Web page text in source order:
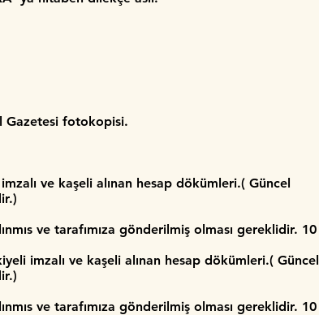
Gazetesi fotokopisi.
ve kaşeli alınan hesap dökümleri.( Güncel
ve tarafımıza gönderilmiş olması gereklidir. 10
imzalı ve kaşeli alınan hesap dökümleri.( Güncel
ve tarafımıza gönderilmiş olması gereklidir. 10